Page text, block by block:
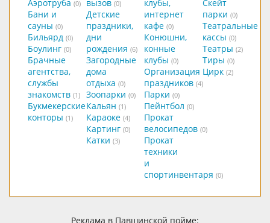
Аэротруба (0)
Бани и
сауны (0)
Бильярд (0)
Боулинг (0)
Брачные
агентства,
службы
знакомств (1)
Букмекерские
конторы (1)
вызов (0)
Детские
праздники,
дни
рождения (6)
Загородные
дома
отдыха (0)
Зоопарки (0)
Кальян (1)
Караоке (4)
Картинг (0)
Катки (3)
клубы,
интернет
кафе (0)
Конюшни,
конные
клубы (0)
Организация
праздников (4)
Парки (0)
Пейнтбол (0)
Прокат
велосипедов (0)
Прокат
техники
и
спортинвентаря (0)
Скейт
парки (0)
Театральные
кассы (0)
Театры (2)
Тиры (0)
Цирк (2)
Реклама в Павшинской пойме: